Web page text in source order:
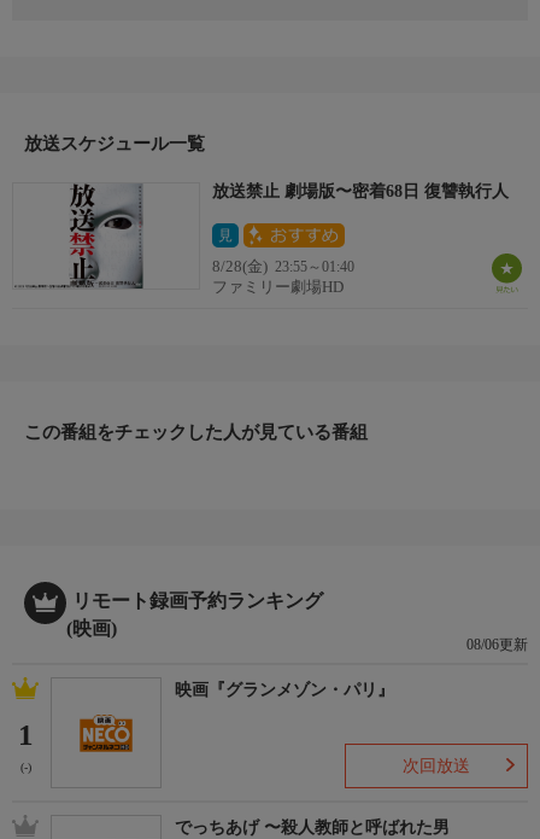
その過程でノラムの正体をつかみかけるが・・・。
【企画・脚本・監督】：長江俊和
【キャスト】
【サブタイトル】
【視聴制限】
放送スケジュール一覧
放送禁止 劇場版〜密着68日 復讐執行人
見
8/28(金) 23:55～01:40
ファミリー劇場HD
この番組をチェックした人が見ている番組
リモート録画予約ランキング
(映画)
08/06更新
1
(-)
映画『グランメゾン・パリ』
次回放送
でっちあげ 〜殺人教師と呼ばれた男